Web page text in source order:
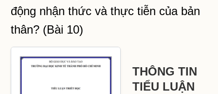
động nhận thức và thực tiễn của bản
thân? (Bài 10)
THÔNG TIN
TIỂU LUẬN